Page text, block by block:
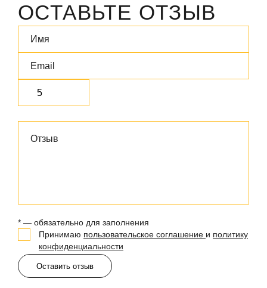
ОСТАВЬТЕ ОТЗЫВ
* — обязательно для заполнения
Принимаю пользовательское соглашение и политику
конфиденциальности
Оставить отзыв